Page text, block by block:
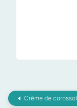
Crème de corossol